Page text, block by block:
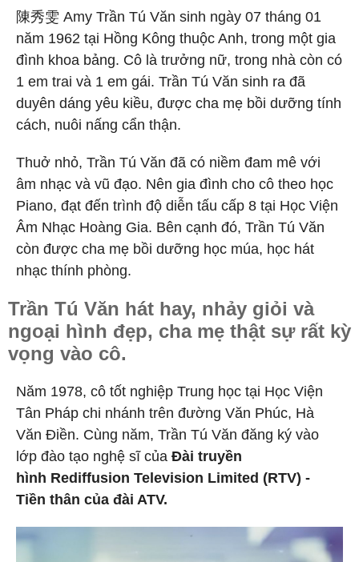
陳秀雯 Amy Trần Tú Văn sinh ngày 07 tháng 01
năm 1962 tại Hồng Kông thuộc Anh, trong một gia
đình khoa bảng. Cô là trưởng nữ, trong nhà còn có
1 em trai và 1 em gái. Trần Tú Văn sinh ra đã
duyên dáng yêu kiều, được cha mẹ bồi dưỡng tính
cách, nuôi nấng cẩn thận.
Thuở nhỏ, Trần Tú Văn đã có niềm đam mê với
âm nhạc và vũ đạo. Nên gia đình cho cô theo học
Piano, đạt đến trình độ diễn tấu cấp 8 tại Học Viện
Âm Nhạc Hoàng Gia. Bên cạnh đó, Trần Tú Văn
còn được cha mẹ bồi dưỡng học múa, học hát
nhạc thính phòng.
Trần Tú Văn hát hay, nhảy giỏi và
ngoại hình đẹp, cha mẹ thật sự rất kỳ
vọng vào cô.
Năm 1978, cô tốt nghiệp Trung học tại Học Viện
Tân Pháp chi nhánh trên đường Văn Phúc, Hà
Văn Điền. Cùng năm, Trần Tú Văn đăng ký vào
lớp đào tạo nghệ sĩ của Đài truyền
hình Rediffusion Television Limited (RTV) -
Tiền thân của đài ATV.